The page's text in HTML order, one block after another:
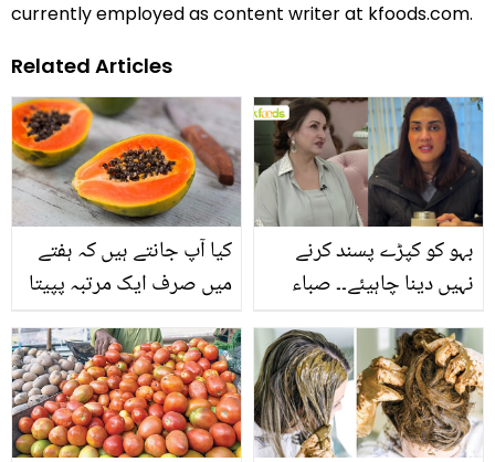
currently employed as content writer at kfoods.com.
Related Articles
کیا آپ جانتے ہیں کہ ہفتے
میں صرف ایک مرتبہ پپیتا
جانیئے پپیتے کے استعمال
میں چُھپا صحت سے جڑا
ایک اہم راز
بہو کو کپڑے پسند کرنے
نہیں دینا چاہیئے۔۔ صباء
کھڑا کر دیا! فضاء علی نے
کیا کرارا جواب دیا؟